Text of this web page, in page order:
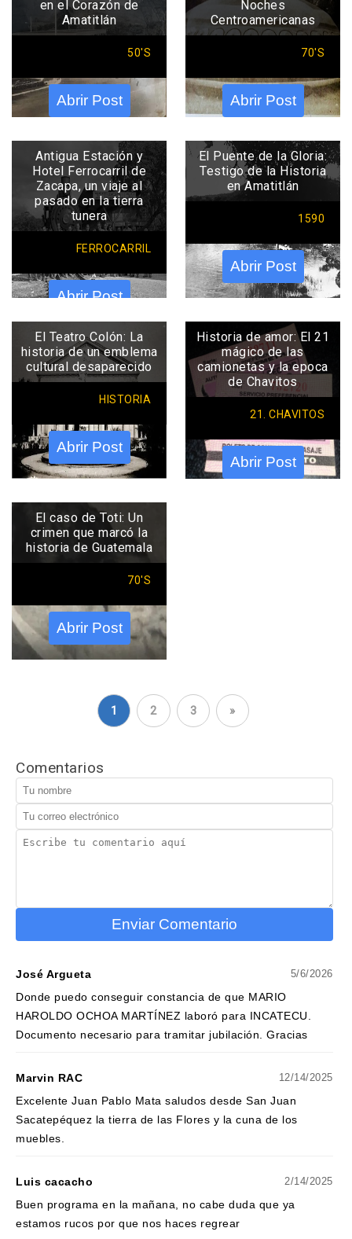
en el Corazón de
Amatitlán
50'S
Abrir Post
Noches
Centroamericanas
70'S
Abrir Post
Antigua Estación y
Hotel Ferrocarril de
Zacapa, un viaje al
pasado en la tierra
tunera
FERROCARRIL
Abrir Post
El Puente de la Gloria:
Testigo de la Historia
en Amatitlán
1590
Abrir Post
El Teatro Colón: La
historia de un emblema
cultural desaparecido
HISTORIA
Abrir Post
Historia de amor: El 21
mágico de las
camionetas y la epoca
de Chavitos
21. CHAVITOS
Abrir Post
El caso de Toti: Un
crimen que marcó la
historia de Guatemala
70'S
Abrir Post
1 2 3 »
Comentarios
Enviar Comentario
José Argueta 5/6/2026
Donde puedo conseguir constancia de que MARIO
HAROLDO OCHOA MARTÍNEZ laboró para INCATECU.
Documento necesario para tramitar jubilación. Gracias
Marvin RAC 12/14/2025
Excelente Juan Pablo Mata saludos desde San Juan
Sacatepéquez la tierra de las Flores y la cuna de los
muebles.
Luis cacacho 2/14/2025
Buen programa en la mañana, no cabe duda que ya
estamos rucos por que nos haces regrear